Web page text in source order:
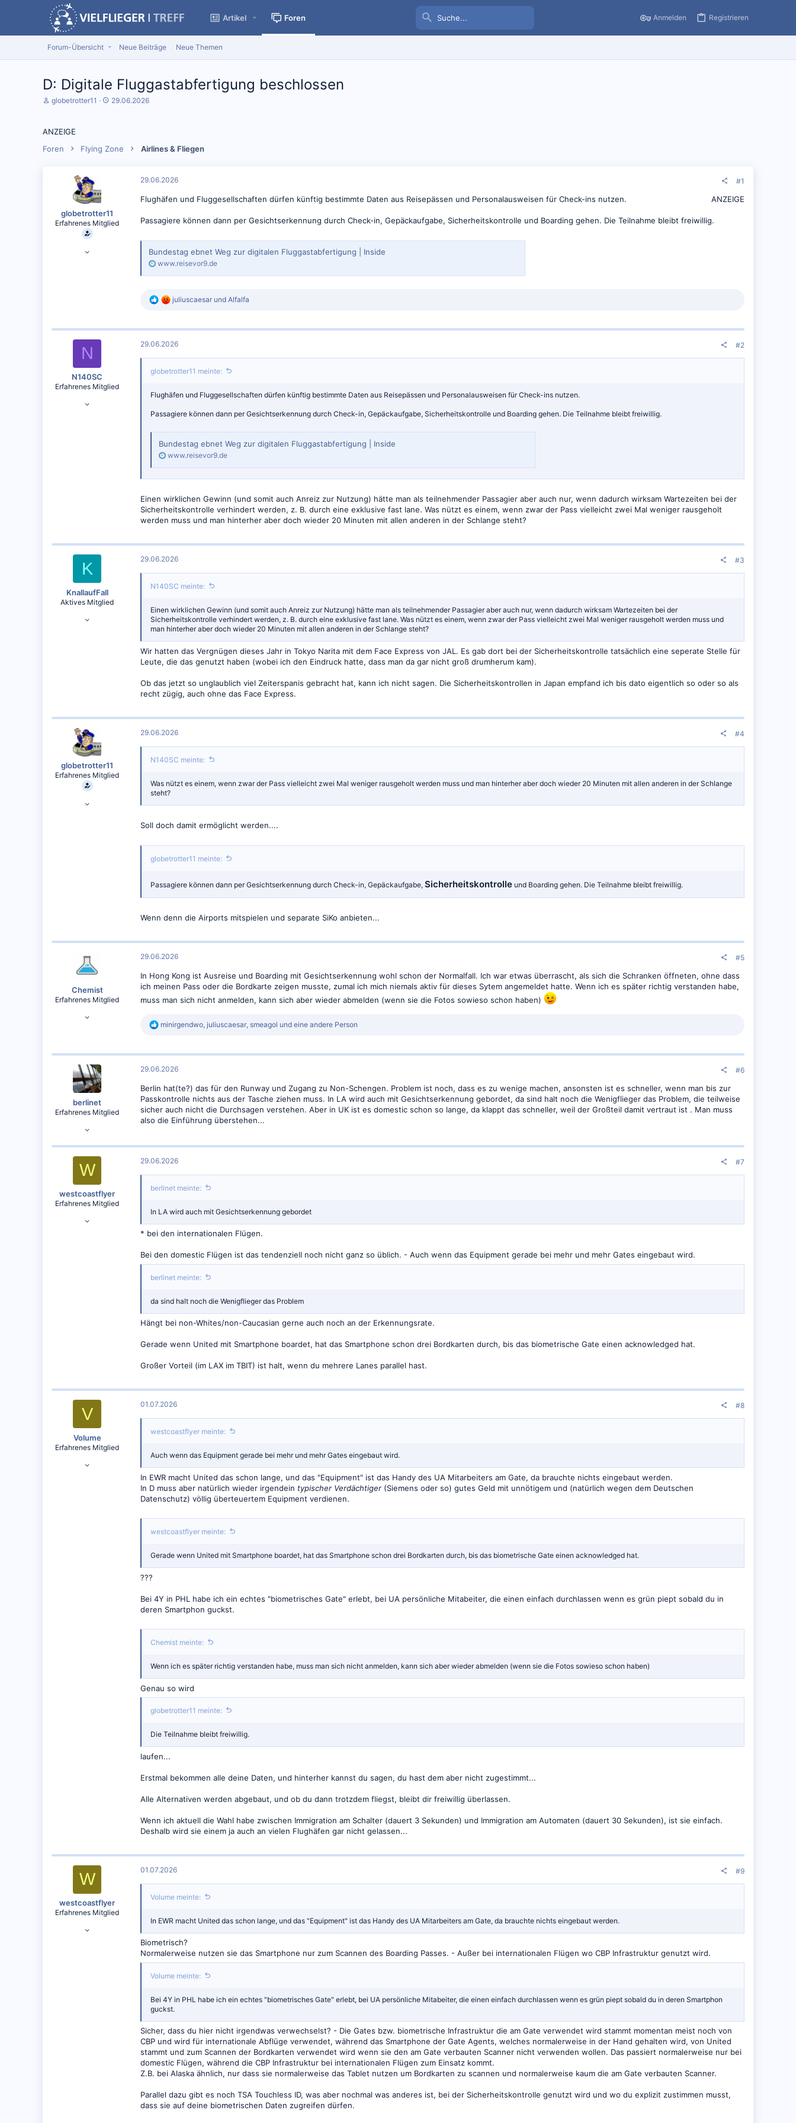
Artikel Foren Anmelden Registrieren
Forum-Übersicht Neue Beiträge Neue Themen
D: Digitale Fluggastabfertigung beschlossen
S
r
e
globetrotter11
D
S
29.06.2026
ANZEIGE
Foren
Flying Zone Airlines & Fliegen
globetrotter11
Erfahrenes Mitglied
29.06.2026 #1
ANZEIGE
Flughäfen und Fluggesellschaften dürfen künftig bestimmte Daten aus Reisepässen und Personalausweisen für Check-ins nutzen.
Passagiere können dann per Gesichtserkennung durch Check-in, Gepäckaufgabe, Sicherheitskontrolle und Boarding gehen. Die Teilnahme bleibt freiwillig.
Bundestag ebnet Weg zur digitalen Fluggastabfertigung | Inside
www.reisevor9.de
R
k
i
e
:
juliuscaesar und Alfalfa
N
N140SC
Erfahrenes Mitglied
29.06.2026 #2
globetrotter11 meinte:
Flughäfen und Fluggesellschaften dürfen künftig bestimmte Daten aus Reisepässen und Personalausweisen für Check-ins nutzen.
Passagiere können dann per Gesichtserkennung durch Check-in, Gepäckaufgabe, Sicherheitskontrolle und Boarding gehen. Die Teilnahme bleibt freiwillig.
Bundestag ebnet Weg zur digitalen Fluggastabfertigung | Inside
www.reisevor9.de
Einen wirklichen Gewinn (und somit auch Anreiz zur Nutzung) hätte man als teilnehmender Passagier aber auch nur, wenn dadurch wirksam Wartezeiten bei der
Sicherheitskontrolle verhindert werden, z. B. durch eine exklusive fast lane. Was nützt es einem, wenn zwar der Pass vielleicht zwei Mal weniger rausgeholt
werden muss und man hinterher aber doch wieder 20 Minuten mit allen anderen in der Schlange steht?
K
KnallaufFall
Aktives Mitglied
29.06.2026 #3
N140SC meinte:
Einen wirklichen Gewinn (und somit auch Anreiz zur Nutzung) hätte man als teilnehmender Passagier aber auch nur, wenn dadurch wirksam Wartezeiten bei der
Sicherheitskontrolle verhindert werden, z. B. durch eine exklusive fast lane. Was nützt es einem, wenn zwar der Pass vielleicht zwei Mal weniger rausgeholt werden muss und
man hinterher aber doch wieder 20 Minuten mit allen anderen in der Schlange steht?
Wir hatten das Vergnügen dieses Jahr in Tokyo Narita mit dem Face Express von JAL. Es gab dort bei der Sicherheitskontrolle tatsächlich eine seperate Stelle für
Leute, die das genutzt haben (wobei ich den Eindruck hatte, dass man da gar nicht groß drumherum kam).
Ob das jetzt so unglaublich viel Zeiterspanis gebracht hat, kann ich nicht sagen. Die Sicherheitskontrollen in Japan empfand ich bis dato eigentlich so oder so als
recht zügig, auch ohne das Face Express.
globetrotter11
Erfahrenes Mitglied
29.06.2026 #4
N140SC meinte:
Was nützt es einem, wenn zwar der Pass vielleicht zwei Mal weniger rausgeholt werden muss und man hinterher aber doch wieder 20 Minuten mit allen anderen in der Schlange
steht?
Soll doch damit ermöglicht werden....
globetrotter11 meinte:
Passagiere können dann per Gesichtserkennung durch Check-in, Gepäckaufgabe, Sicherheitskontrolle und Boarding gehen. Die Teilnahme bleibt freiwillig.
Wenn denn die Airports mitspielen und separate SiKo anbieten...
Chemist
Erfahrenes Mitglied
BSL
29.06.2026 #5
In Hong Kong ist Ausreise und Boarding mit Gesichtserkennung wohl schon der Normalfall. Ich war etwas überrascht, als sich die Schranken öffneten, ohne dass
ich meinen Pass oder die Bordkarte zeigen musste, zumal ich mich niemals aktiv für dieses Sytem angemeldet hatte. Wenn ich es später richtig verstanden habe,
muss man sich nicht anmelden, kann sich aber wieder abmelden (wenn sie die Fotos sowieso schon haben)
R
k
i
n
e
n
:
minirgendwo, juliuscaesar, smeagol und eine andere Person
berlinet
Erfahrenes Mitglied
29.06.2026 #6
Berlin hat(te?) das für den Runway und Zugang zu Non-Schengen. Problem ist noch, dass es zu wenige machen, ansonsten ist es schneller, wenn man bis zur
Passkontrolle nichts aus der Tasche ziehen muss. In LA wird auch mit Gesichtserkennung gebordet, da sind halt noch die Wenigflieger das Problem, die teilweise
sicher auch nicht die Durchsagen verstehen. Aber in UK ist es domestic schon so lange, da klappt das schneller, weil der Großteil damit vertraut ist . Man muss
also die Einführung überstehen...
W
westcoastflyer
Erfahrenes Mitglied
29.06.2026 #7
berlinet meinte:
In LA wird auch mit Gesichtserkennung gebordet
* bei den internationalen Flügen.
Bei den domestic Flügen ist das tendenziell noch nicht ganz so üblich. - Auch wenn das Equipment gerade bei mehr und mehr Gates eingebaut wird.
berlinet meinte:
da sind halt noch die Wenigflieger das Problem
Hängt bei non-Whites/non-Caucasian gerne auch noch an der Erkennungsrate.
Gerade wenn United mit Smartphone boardet, hat das Smartphone schon drei Bordkarten durch, bis das biometrische Gate einen acknowledged hat.
Großer Vorteil (im LAX im TBIT) ist halt, wenn du mehrere Lanes parallel hast.
V
Volume
Erfahrenes Mitglied
01.07.2026 #8
westcoastflyer meinte:
Auch wenn das Equipment gerade bei mehr und mehr Gates eingebaut wird.
In EWR macht United das schon lange, und das "Equipment" ist das Handy des UA Mitarbeiters am Gate, da brauchte nichts eingebaut werden.
In D muss aber natürlich wieder irgendein typischer Verdächtiger (Siemens oder so) gutes Geld mit unnötigem und (natürlich wegen dem Deutschen
Datenschutz) völlig überteuertem Equipment verdienen.
westcoastflyer meinte:
Gerade wenn United mit Smartphone boardet, hat das Smartphone schon drei Bordkarten durch, bis das biometrische Gate einen acknowledged hat.
???
Bei 4Y in PHL habe ich ein echtes "biometrisches Gate" erlebt, bei UA persönliche Mitabeiter, die einen einfach durchlassen wenn es grün piept sobald du in
deren Smartphon guckst.
Chemist meinte:
Wenn ich es später richtig verstanden habe, muss man sich nicht anmelden, kann sich aber wieder abmelden (wenn sie die Fotos sowieso schon haben)
Genau so wird
globetrotter11 meinte:
Die Teilnahme bleibt freiwillig.
laufen...
Erstmal bekommen alle deine Daten, und hinterher kannst du sagen, du hast dem aber nicht zugestimmt...
Alle Alternativen werden abgebaut, und ob du dann trotzdem fliegst, bleibt dir freiwillig überlassen.
Wenn ich aktuell die Wahl habe zwischen Immigration am Schalter (dauert 3 Sekunden) und Immigration am Automaten (dauert 30 Sekunden), ist sie einfach.
Deshalb wird sie einem ja auch an vielen Flughäfen gar nicht gelassen...
W
westcoastflyer
Erfahrenes Mitglied
01.07.2026 #9
Volume meinte:
In EWR macht United das schon lange, und das "Equipment" ist das Handy des UA Mitarbeiters am Gate, da brauchte nichts eingebaut werden.
Biometrisch?
Normalerweise nutzen sie das Smartphone nur zum Scannen des Boarding Passes. - Außer bei internationalen Flügen wo CBP Infrastruktur genutzt wird.
Volume meinte:
Bei 4Y in PHL habe ich ein echtes "biometrisches Gate" erlebt, bei UA persönliche Mitabeiter, die einen einfach durchlassen wenn es grün piept sobald du in deren Smartphon
guckst.
Sicher, dass du hier nicht irgendwas verwechselst? - Die Gates bzw. biometrische Infrastruktur die am Gate verwendet wird stammt momentan meist noch von
CBP und wird für internationale Abflüge verwendet, während das Smartphone der Gate Agents, welches normalerweise in der Hand gehalten wird, von United
stammt und zum Scannen der Bordkarten verwendet wird wenn sie den am Gate verbauten Scanner nicht verwenden wollen. Das passiert normalerweise nur bei
domestic Flügen, während die CBP Infrastruktur bei internationalen Flügen zum Einsatz kommt.
Z.B. bei Alaska ähnlich, nur dass sie normalerweise das Tablet nutzen um Bordkarten zu scannen und normalerweise kaum die am Gate verbauten Scanner.
Parallel dazu gibt es noch TSA Touchless ID, was aber nochmal was anderes ist, bei der Sicherheitskontrolle genutzt wird und wo du explizit zustimmen musst,
dass sie auf deine biometrischen Daten zugreifen dürfen.